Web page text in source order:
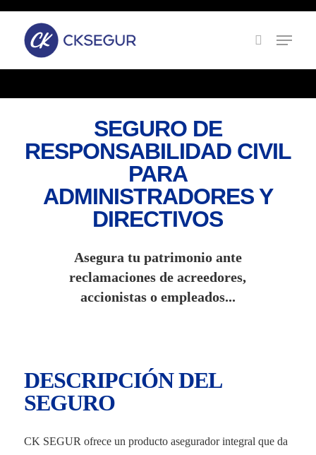
Skip
SEGURO DE
RESPONSABILIDAD CIVIL
PARA
ADMINISTRADORES Y
DIRECTIVOS
Asegura tu patrimonio ante
reclamaciones de acreedores,
accionistas o empleados...
DESCRIPCIÓN DEL
SEGURO
CK SEGUR ofrece un producto asegurador integral que da